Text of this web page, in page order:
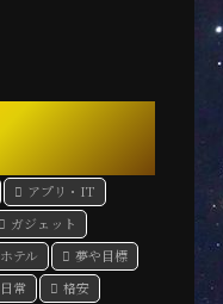
アプリ・IT
ガジェット
ホテル
夢や目標
日常
格安